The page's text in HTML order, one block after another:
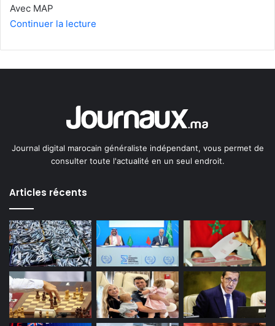
Avec MAP
Continuer la lecture
Journal digital marocain généraliste indépendant, vous permet de
consulter toute l'actualité en un seul endroit.
Articles récents